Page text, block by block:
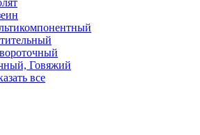
Говяжий
все